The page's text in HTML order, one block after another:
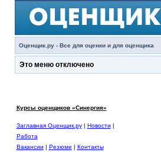
Оценщик.ру - Все для оценки и для оценщика
Это меню отключено
Курсы оценщиков «Синергия»
Заглавная Оценщик.ру| Новости |
Работа
Вакансии | Резюме | Контакты